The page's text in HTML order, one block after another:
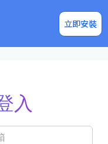
立即安裝
企業求才
入